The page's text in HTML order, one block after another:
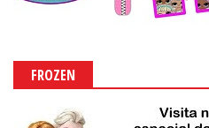
FROZEN